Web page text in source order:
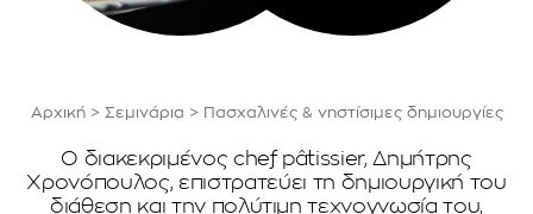
Αρχική> Σεμινάρια > Πασχαλινές & νηστίσιμες δημιουργίες
Ο διακεκριμένος chef pâtissier, Δημήτρης
Χρονόπουλος, επιστρατεύει τη δημιουργική του
διάθεση και την πολύτιμη τεχνογνωσία του,